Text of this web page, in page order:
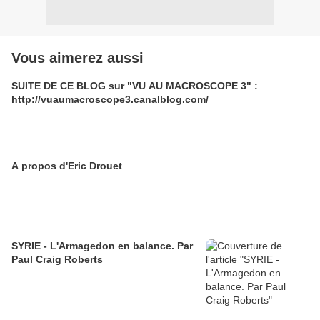
Vous aimerez aussi
SUITE DE CE BLOG sur "VU AU MACROSCOPE 3" :
http://vuaumacroscope3.canalblog.com/
A propos d'Eric Drouet
SYRIE - L'Armagedon en balance. Par
Paul Craig Roberts